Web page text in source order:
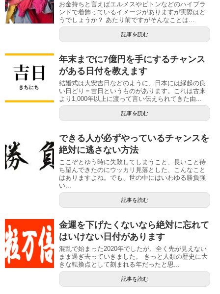
お金持ちと言えばエルメスやビトンなどのハイブラ
ンドで着飾っているイメージがありますが実際はど
うでしょうか？ あたり前ですがそんなことは...
記事を読む
年末までに7億円を手にするチャンス
がある日付を教えます
結婚式は大安吉日などのように、日本には縁起の良
い日どり＝吉日というものがあります。これは古来
より1,000年以上に渡って言い伝えられてきた由...
記事を読む
できる人が必ずやっているチャンスを
絶対に逃さない方法
ここぞとゆう時に失敗してしまうこと、長いこと待
ち望んできたのにウッカリ見落とした、こんなこと
はありますよね。でも、世の中にはいわゆる勝負強
い...
記事を読む
金運を下げたくないなら絶対に忘れて
はいけない日付があります
混乱で始まった2020年でしたが、全く先が見えない
まま過ぎ去っていきました。 きっと人類の歴史に大
きな転換点として刻まれる年だったと思...
記事を読む